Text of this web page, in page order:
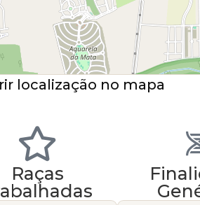
localização no mapa
Raças